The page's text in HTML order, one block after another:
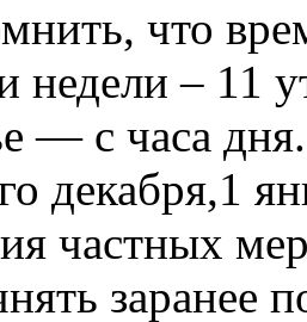
что
недели – 11
— с часа
декабря,1
частных
заранее